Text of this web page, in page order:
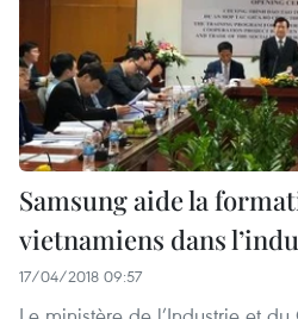
Samsung aide la
vietnamiens dans
17/04/2018 09:57